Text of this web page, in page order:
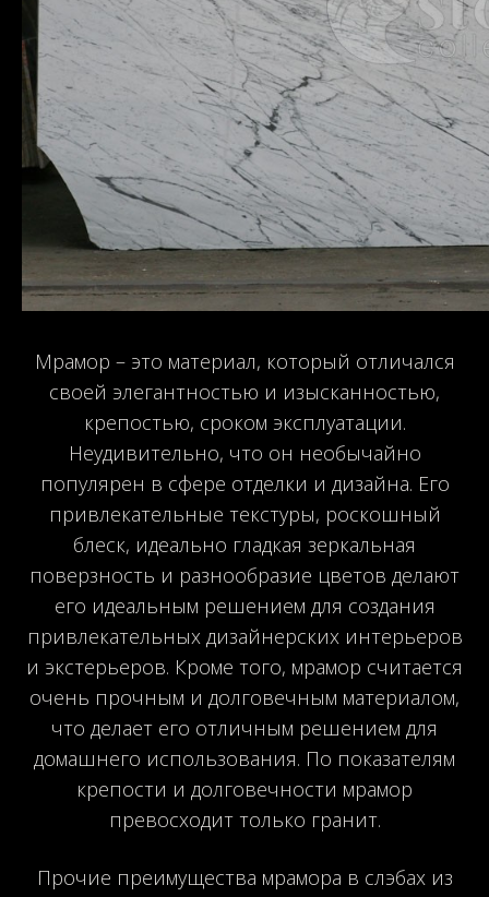
Мрамор – это материал, который отличался
своей элегантностью и изысканностью,
крепостью, сроком эксплуатации.
Неудивительно, что он необычайно
популярен в сфере отделки и дизайна. Его
привлекательные текстуры, роскошный
блеск, идеально гладкая зеркальная
поверзность и разнообразие цветов делают
его идеальным решением для создания
привлекательных дизайнерских интерьеров
и экстерьеров. Кроме того, мрамор считается
очень прочным и долговечным материалом,
что делает его отличным решением для
домашнего использования. По показателям
крепости и долговечности мрамор
превосходит только гранит.
Прочие преимущества мрамора в слэбах из